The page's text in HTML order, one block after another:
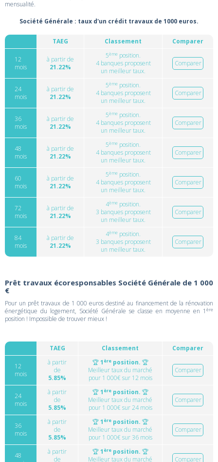
mensualité.
Société Générale : taux d'un crédit travaux de 1000 euros.
TAEG Classement Comparer
12
mois
à partir de
21.22%
5ème position.
4 banques proposent
un meilleur taux.
Comparer
24
mois
à partir de
21.22%
5ème position.
4 banques proposent
un meilleur taux.
Comparer
36
mois
à partir de
21.22%
5ème position.
4 banques proposent
un meilleur taux.
Comparer
48
mois
à partir de
21.22%
5ème position.
4 banques proposent
un meilleur taux.
Comparer
60
mois
à partir de
21.22%
5ème position.
4 banques proposent
un meilleur taux.
Comparer
72
mois
à partir de
21.22%
4ème position.
3 banques proposent
un meilleur taux.
Comparer
84
mois
à partir de
21.22%
4ème position.
3 banques proposent
un meilleur taux.
Comparer
Prêt travaux écoresponsables Société Générale de 1 000
€
Pour un prêt travaux de 1 000 euros destiné au financement de la rénovation
énergétique du logement, Société Générale se classe en moyenne en 1 ère
position ! Impossible de trouver mieux !
TAEG Classement Comparer
12
mois
à partir
de
5.85%
🏆1 èreposition. 🏆
Meilleur taux du marché
pour 1 000€ sur 12 mois
Comparer
24
mois
à partir
de
5.85%
🏆1 èreposition. 🏆
Meilleur taux du marché
pour 1 000€ sur 24 mois
Comparer
36
mois
à partir
de
5.85%
🏆1 èreposition. 🏆
Meilleur taux du marché
pour 1 000€ sur 36 mois
Comparer
48
à partir
de
🏆1 èreposition. 🏆
Meilleur taux du marché
Comparer